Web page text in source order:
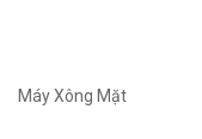
Máy Xông Mặt